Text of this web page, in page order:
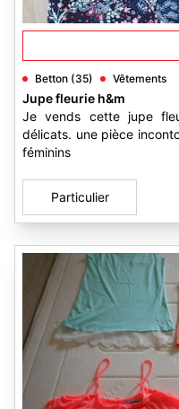
Betton (35) Vêtements
Jupe fleurie h&m
Je vends cette jupe
délicats. une pièce
féminins
Particulier